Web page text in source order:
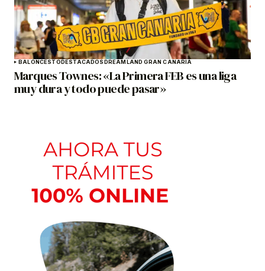
BALONCESTODESTACADOSDREAMLAND GRAN CANARIA
Marques Townes: «La Primera FEB es una liga
muy dura y todo puede pasar»